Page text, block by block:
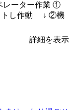
レーター作業 ①
トし作動 ↓ ②機
詳細を表示